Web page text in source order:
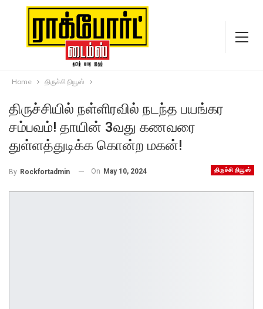
Home திருச்சி நியூஸ்
திருச்சியில் நள்ளிரவில் நடந்த பயங்கர
சம்பவம்! தாயின் 3வது கணவரை
துள்ளத்துடிக்க கொன்ற மகன்!
திருச்சி நியூஸ்
By Rockfortadmin On May 10, 2024